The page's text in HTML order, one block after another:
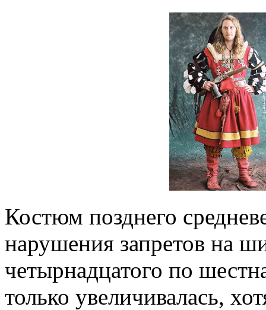
Костюм позднего
нарушения запретов на
четырнадцатого по
только увеличивалась,